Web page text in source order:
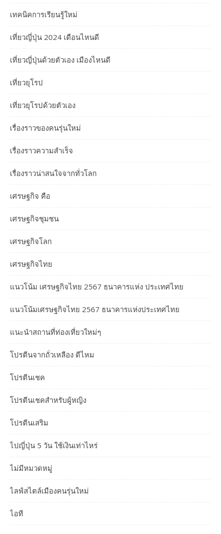
เทคนิคการเรียนรู้ใหม่
เที่ยวญี่ปุ่น 2024 เดือนไหนดี
เที่ยวญี่ปุ่นด้วยตัวเอง เมืองไหนดี
เที่ยวยุโรป
เที่ยวยุโรปด้วยตัวเอง
เรื่องราวของคนรุ่นใหม่
เรื่องราวความสำเร็จ
เรื่องราวน่าสนใจจากทั่วโลก
เศรษฐกิจ คือ
เศรษฐกิจชุมชน
เศรษฐกิจโลก
เศรษฐกิจไทย
แนวโน้ม เศรษฐกิจไทย 2567 ธนาคารแห่ง ประเทศไทย
แนวโน้มเศรษฐกิจไทย 2567 ธนาคารแห่งประเทศไทย
แนะนำสถานที่ท่องเที่ยวใหม่ๆ
โปรตีนจากถั่วเหลือง ดีไหม
โปรตีนเชค
โปรตีนเชคสำหรับผู้หญิง
โปรตีนเสริม
ไปญี่ปุ่น 5 วัน ใช้เงินเท่าไหร่
ไม่มีหมวดหมู่
ไลฟ์สไตล์เมืองคนรุ่นใหม่
ไอที